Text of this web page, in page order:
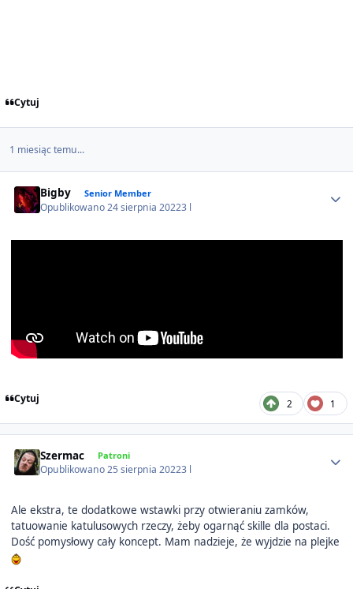
Cytuj
1 miesiąc temu...
Bigby Senior Member
Opublikowano24 sierpnia 20223 l
Cytuj 2 1
Szermac Patroni
Opublikowano25 sierpnia 20223 l
Ale ekstra, te dodatkowe wstawki przy otwieraniu zamków,
tatuowanie katulusowych rzeczy, żeby ogarnąć skille dla postaci.
Dość pomysłowy cały koncept. Mam nadzieje, że wyjdzie na plejke